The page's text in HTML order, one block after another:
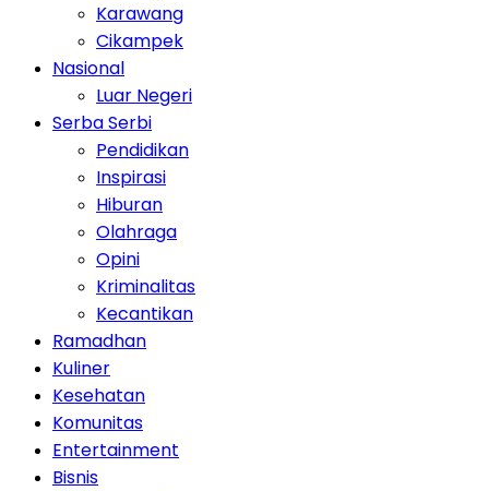
Karawang
Cikampek
Nasional
Luar Negeri
Serba Serbi
Pendidikan
Inspirasi
Hiburan
Olahraga
Opini
Kriminalitas
Kecantikan
Ramadhan
Kuliner
Kesehatan
Komunitas
Entertainment
Bisnis